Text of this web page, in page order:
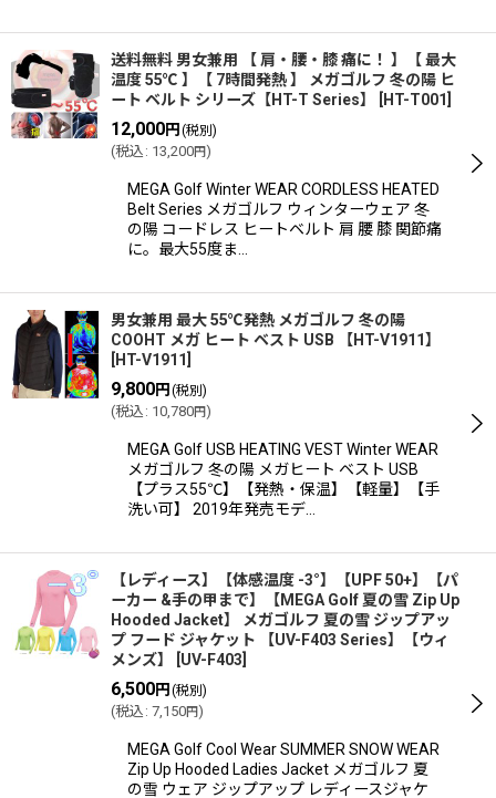
送料無料 男女兼用 【 肩・腰・膝 痛に！ 】【 最大
温度 55℃ 】【 7時間発熱 】 メガゴルフ 冬の陽 ヒ
ート ベルト シリーズ【HT-T Series】
HT-T001
12,000円 (税別)
(税込 : 13,200円)
MEGA Golf Winter WEAR CORDLESS HEATED
Belt Series メガゴルフ ウィンターウェア 冬
の陽 コードレス ヒートベルト 肩 腰 膝 関節痛
に。最大55度ま…
男女兼用 最大 55℃発熱 メガゴルフ 冬の陽
COOHT メガ ヒート ベスト USB 【HT-V1911】
HT-V1911
9,800円 (税別)
(税込 : 10,780円)
MEGA Golf USB HEATING VEST Winter WEAR
メガゴルフ 冬の陽 メガヒート ベスト USB
【プラス55℃】【発熱・保温】【軽量】【手
洗い可】 2019年発売モデ…
【レディース】【体感温度 -3°】【UPF 50+】【パ
ーカー &手の甲まで】【MEGA Golf 夏の雪 Zip Up
Hooded Jacket】 メガゴルフ 夏の雪 ジップアッ
プ フード ジャケット 【UV-F403 Series】【ウィ
メンズ】
UV-F403
6,500円 (税別)
(税込 : 7,150円)
MEGA Golf Cool Wear SUMMER SNOW WEAR
Zip Up Hooded Ladies Jacket メガゴルフ 夏
の雪 ウェア ジップアップ レディースジャケ